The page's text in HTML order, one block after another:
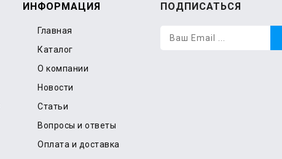
ИНФОРМАЦИЯ
Главная
Каталог
О компании
Новости
Статьи
Вопросы и ответы
Оплата и доставка
ПОДПИСАТЬСЯ